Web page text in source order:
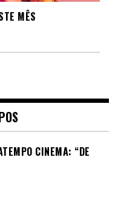
MÊS
CINEMA: “DE